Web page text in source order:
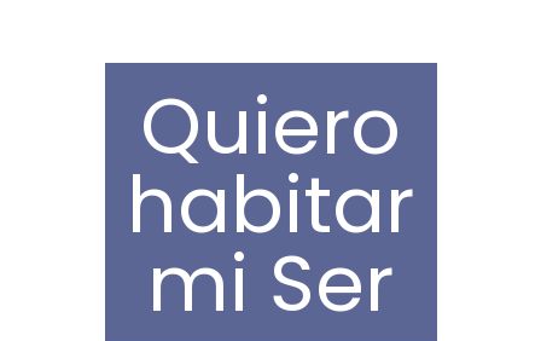
Quiero
habitar
mi Ser